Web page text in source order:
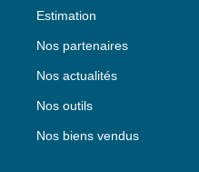
Estimation
Nos partenaires
Nos actualités
Nos outils
Nos biens vendus